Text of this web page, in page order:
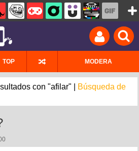
TOP MODERA
con "afilar" |
Búsqueda de